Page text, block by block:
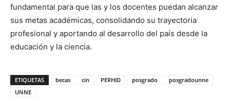
fundamental para que las y los docentes puedan alcanzar
sus metas académicas, consolidando su trayectoria
profesional y aportando al desarrollo del país desde la
educación y la ciencia.
ETIQUETAS becas cin PERHID posgrado
posgradounne
UNNE